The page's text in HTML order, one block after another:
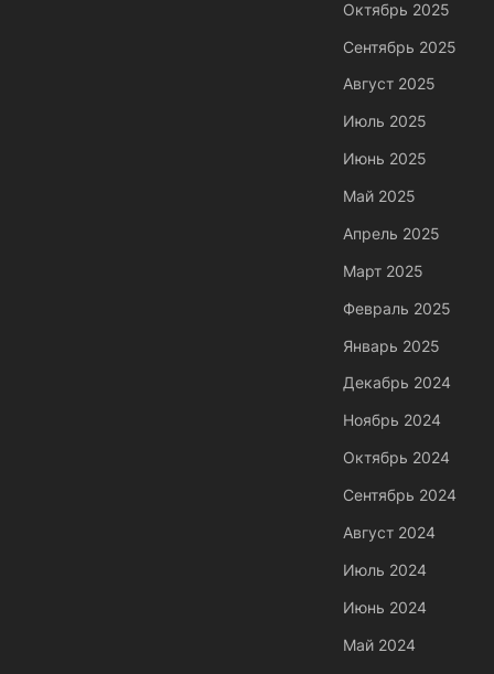
Октябрь 2025
Сентябрь 2025
Август 2025
Июль 2025
Июнь 2025
Май 2025
Апрель 2025
Март 2025
Февраль 2025
Январь 2025
Декабрь 2024
Ноябрь 2024
Октябрь 2024
Сентябрь 2024
Август 2024
Июль 2024
Июнь 2024
Май 2024